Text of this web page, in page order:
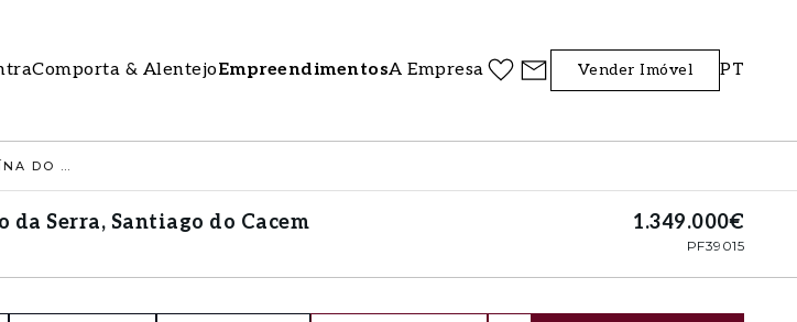
Comporta & AlentejoEmpreendimentosA Empresa Vender Imóvel PT
MORADIA ISOLADA T3 NO RUÍNA DO MALHADAL, SÃO FRANCISCO DA SERRA, SANTIAGO DO CACEM
Serra, Santiago do Cacem 1.349.000€
PF39015